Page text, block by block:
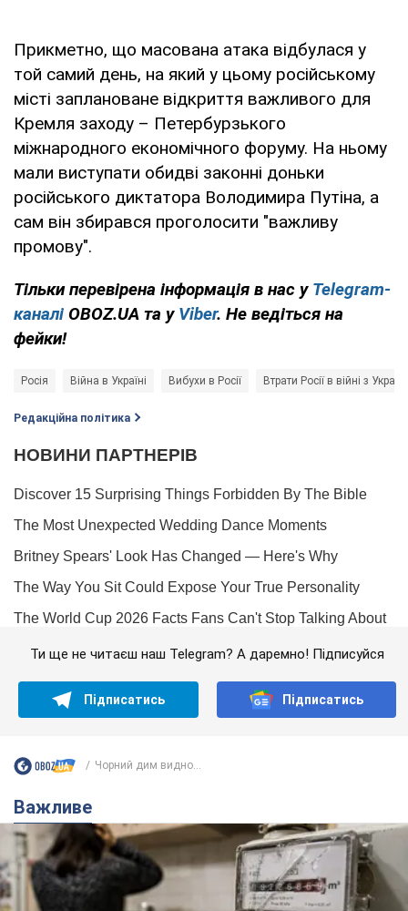
Прикметно, що масована атака відбулася у
той самий день, на який у цьому російському
місті заплановане відкриття важливого для
Кремля заходу – Петербурзького
міжнародного економічного форуму. На ньому
мали виступати обидві законні доньки
російського диктатора Володимира Путіна, а
сам він збирався проголосити "важливу
промову".
Тільки перевірена інформація в нас у Telegram-
каналі OBOZ.UA та у Viber. Не ведіться на
фейки!
Росія Війна в Україні Вибухи в Росії Втрати Росії в війні з
Редакційна політика